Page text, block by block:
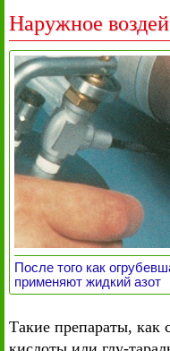
Наружное
После того как
применяют жидкий азот
Такие препараты, как